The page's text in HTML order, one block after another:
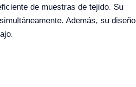
de muestras de tejido. Su
Además, su diseño